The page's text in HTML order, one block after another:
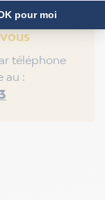
téléphone
au :